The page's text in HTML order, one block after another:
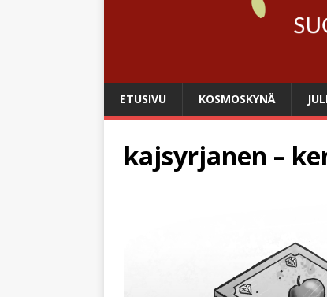
ETUSIVU KOSMOSKYNÄ
kajsyrjanen –